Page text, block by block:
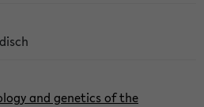
and genetics of the